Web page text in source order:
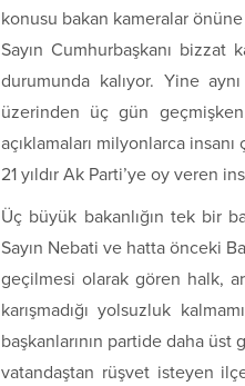
konusu bakan kameralar
Sayın Cumhurbaşkanı bizzat
durumunda kalıyor. Yine
üzerinden üç gün geçmişken
açıklamaları milyonlarca
21 yıldır Ak Parti’ye oy veren
Üç büyük bakanlığın tek bir
Sayın Nebati ve hatta önceki
geçilmesi olarak gören halk,
karışmadığı yolsuzluk
başkanlarının partide daha
vatandaştan rüşvet isteyen